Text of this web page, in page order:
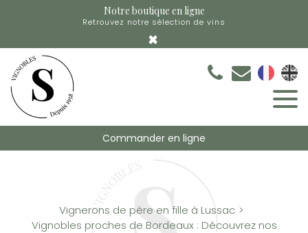
Notre boutique en ligne
Retrouvez notre sélection de vins
×
Commander en ligne
Vignerons de père en fille à Lussac
Vignobles proches de Bordeaux : Découvrez nos
Panneau de gestion des cookies